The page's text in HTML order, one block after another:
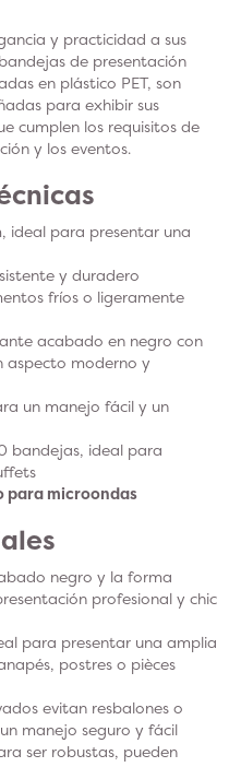
y practicidad a sus
de presentación
en plástico PET, son
para exhibir sus
cumplen los requisitos de
y los eventos.
ideal para presentar una
y duradero
fríos o ligeramente
acabado en negro con
moderno y
un manejo fácil y un
bandejas, ideal para
para microondas
negro y la forma
profesional y chic
para presentar una amplia
postres o pièces
evitan resbalones o
manejo seguro y fácil
ser robustas, pueden